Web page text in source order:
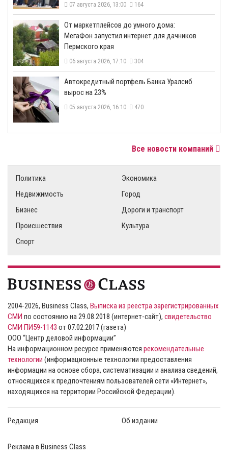
07 августа 2026, 13:00 164
От маркетплейсов до умного дома:
МегаФон запустил интернет для дачников
Пермского края
06 августа 2026, 17:10 304
​Автокредитный портфель Банка Уралсиб
вырос на 23%
05 августа 2026, 16:10 470
Все новости компаний
Политика
Экономика
Недвижимость
Город
Бизнес
Дороги и транспорт
Происшествия
Культура
Спорт
2004-2026, Business Class, Выписка из реестра зарегистрированных
СМИ по состоянию на 29.08.2018 (интернет-сайт), свидетельство
СМИ ПИ59-1143 от 07.02.2017 (газета)
ООО “Центр деловой информации”
На информационном ресурсе применяются рекомендательные
технологии (информационные технологии предоставления
информации на основе сбора, систематизации и анализа сведений,
относящихся к предпочтениям пользователей сети «Интернет»,
находящихся на территории Российской Федерации).
Редакция Об издании
Реклама в Business Class